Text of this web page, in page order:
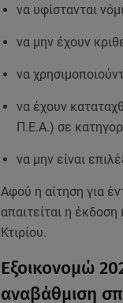
να υφίστανται
να μην έχουν
να
να έχουν
Π.Ε.Α.) σε
να μην είναι
Αφού η αίτηση για
απαιτείται η
Κτιρίου.
Εξοικονομώ
αναβάθμιση